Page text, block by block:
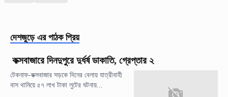
দেশজুড়ে এর পাঠক প্রিয়
কক্সবাজারে দিনদুপুরে দুর্ধর্ষ ডাকাতি, গ্রেপ্তার ২
টেকনাফ-কক্সবাজার সড়কে দিনের বেলায় যাত্রীবাহী
বাস থামিয়ে ৫৭ লাখ টাকা লুটের ঘটনায়...